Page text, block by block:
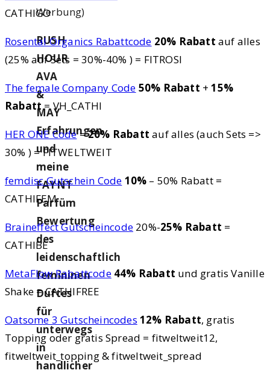
Werbung)
RUSH
HOUR
AVA
&
MAY
Erfahrungen
und
meine
FAYNT
Parfüm
Bewertung
des
leidenschaftlich
femininen
Duftes
für
unterwegs
in
handlicher
CATHIGO
Rosental Organics Rabattcode 20% Rabatt auf alles
(25% auf Sets = 30%-40% ) = FITROSI
The female Company Code 50% Rabatt +15%
Rabatt= VH_CATHI
HER ONE Code=20% Rabatt auf alles (auch Sets =>
30% ) = FITWELTWEIT
femdisc Gutschein Code 10% – 50% Rabatt =
CATHIFEM
Braineffect Gutscheincode 20%-25% Rabatt =
CATHIBE
MetaFlow Rabattcode 44% Rabatt und gratis Vanille
Shake = CATHIFREE
Oatsome 3 Gutscheincodes 12% Rabatt, gratis
Topping oder gratis Spread = fitweltweit12,
fitweltweit_topping & fitweltweit_spread